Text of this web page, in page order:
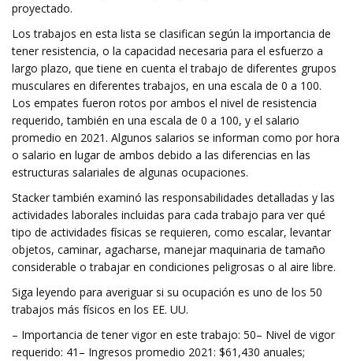
proyectado.
Los trabajos en esta lista se clasifican según la importancia de
tener resistencia, o la capacidad necesaria para el esfuerzo a
largo plazo, que tiene en cuenta el trabajo de diferentes grupos
musculares en diferentes trabajos, en una escala de 0 a 100.
Los empates fueron rotos por ambos el nivel de resistencia
requerido, también en una escala de 0 a 100, y el salario
promedio en 2021. Algunos salarios se informan como por hora
o salario en lugar de ambos debido a las diferencias en las
estructuras salariales de algunas ocupaciones.
Stacker también examinó las responsabilidades detalladas y las
actividades laborales incluidas para cada trabajo para ver qué
tipo de actividades físicas se requieren, como escalar, levantar
objetos, caminar, agacharse, manejar maquinaria de tamaño
considerable o trabajar en condiciones peligrosas o al aire libre.
Siga leyendo para averiguar si su ocupación es uno de los 50
trabajos más físicos en los EE. UU.
– Importancia de tener vigor en este trabajo: 50– Nivel de vigor
requerido: 41– Ingresos promedio 2021: $61,430 anuales;